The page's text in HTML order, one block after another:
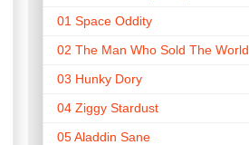
01 Space Oddity
02 The Man Who Sold The World
03 Hunky Dory
04 Ziggy Stardust
05 Aladdin Sane